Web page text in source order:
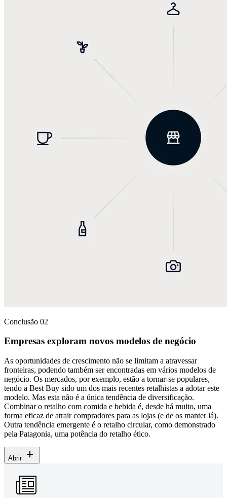
Conclusão 02
Empresas exploram novos modelos de negócio
As oportunidades de crescimento não se limitam a atravessar
fronteiras, podendo também ser encontradas em vários modelos de
negócio. Os mercados, por exemplo, estão a tornar-se populares,
tendo a Best Buy sido um dos mais recentes retalhistas a adotar este
modelo. Mas esta não é a única tendência de diversificação.
Combinar o retalho com comida e bebida é, desde há muito, uma
forma eficaz de atrair compradores para as lojas (e de os manter lá).
Outra tendência emergente é o retalho circular, como demonstrado
pela Patagonia, uma potência do retalho ético.
Abrir